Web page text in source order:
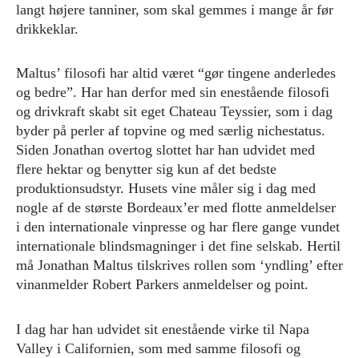
langt højere tanniner, som skal gemmes i mange år før
drikkeklar.
Maltus’ filosofi har altid været “gør tingene anderledes
og bedre”. Har han derfor med sin enestående filosofi
og drivkraft skabt sit eget Chateau Teyssier, som i dag
byder på perler af topvine og med særlig nichestatus.
Siden Jonathan overtog slottet har han udvidet med
flere hektar og benytter sig kun af det bedste
produktionsudstyr. Husets vine måler sig i dag med
nogle af de største Bordeaux’er med flotte anmeldelser
i den internationale vinpresse og har flere gange vundet
internationale blindsmagninger i det fine selskab. Hertil
må Jonathan Maltus tilskrives rollen som ‘yndling’ efter
vinanmelder Robert Parkers anmeldelser og point.
I dag har han udvidet sit enestående virke til Napa
Valley i Californien, som med samme filosofi og